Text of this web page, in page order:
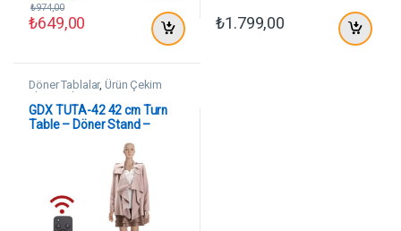
₺649,00
₺974,00
₺1.799,00
Döner Tablalar,Ürün Çekim
Ekipmanları
GDX TUTA-42 42 cm Turn
Table – Döner Stand –